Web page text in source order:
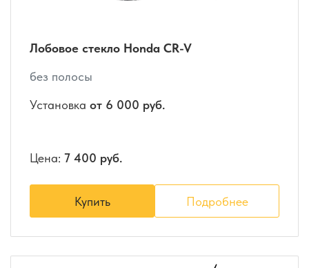
Лобовое стекло Honda CR-V
без полосы
Установка от 6 000 руб.
Цена: 7 400 руб.
Купить Подробнее